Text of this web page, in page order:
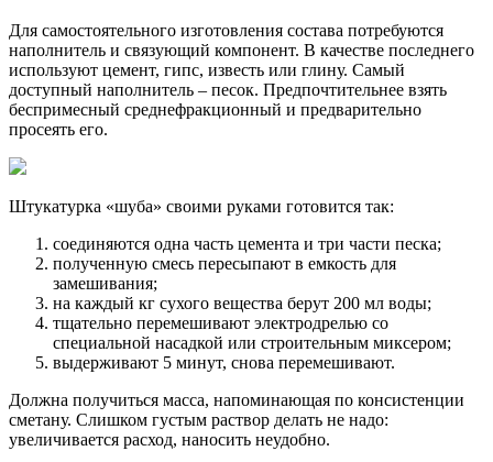
Для самостоятельного изготовления состава потребуются
наполнитель и связующий компонент. В качестве последнего
используют цемент, гипс, известь или глину. Самый
доступный наполнитель – песок. Предпочтительнее взять
беспримесный среднефракционный и предварительно
просеять его.
Штукатурка «шуба» своими руками готовится так:
соединяются одна часть цемента и три части песка;
полученную смесь пересыпают в емкость для
замешивания;
на каждый кг сухого вещества берут 200 мл воды;
тщательно перемешивают электродрелью со
специальной насадкой или строительным миксером;
выдерживают 5 минут, снова перемешивают.
Должна получиться масса, напоминающая по консистенции
сметану. Слишком густым раствор делать не надо:
увеличивается расход, наносить неудобно.